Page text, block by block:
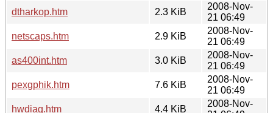
dtharkop.htm
2.3 KiB
2008-Nov-
21 06:49
netscaps.htm
2.9 KiB
2008-Nov-
21 06:49
as400int.htm
3.0 KiB
2008-Nov-
21 06:49
pexgphik.htm
7.6 KiB
2008-Nov-
21 06:49
hwdiag.htm
4.4 KiB
2008-Nov-